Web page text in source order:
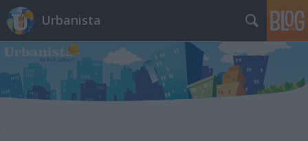
Urbanista